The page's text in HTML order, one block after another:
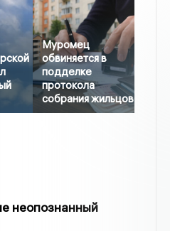
Муромец
обвиняется в
подделке
протокола
собрания жильцов
неопознанный